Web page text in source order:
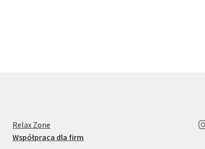
Relax Zone
Współpraca dla firm